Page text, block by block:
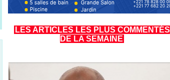
LES ARTICLES LES PLUS COMMENTÉS
DE LA SEMAINE